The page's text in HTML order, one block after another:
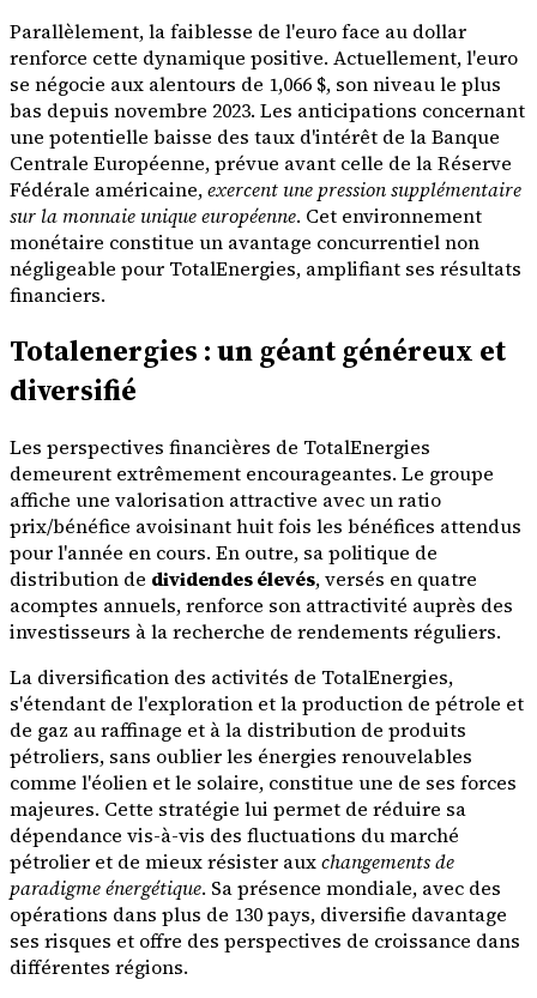
Parallèlement, la faiblesse de l'euro face au dollar
renforce cette dynamique positive. Actuellement, l'euro
se négocie aux alentours de 1,066 $, son niveau le plus
bas depuis novembre 2023. Les anticipations concernant
une potentielle baisse des taux d'intérêt de la Banque
Centrale Européenne, prévue avant celle de la Réserve
Fédérale américaine,exercent une pression supplémentaire
sur la monnaie unique européenne. Cet environnement
monétaire constitue un avantage concurrentiel non
négligeable pour TotalEnergies, amplifiant ses résultats
financiers.
Totalenergies : un géant généreux et
diversifié
Les perspectives financières de TotalEnergies
demeurent extrêmement encourageantes. Le groupe
affiche une valorisation attractive avec un ratio
prix/bénéfice avoisinant huit fois les bénéfices attendus
pour l'année en cours. En outre, sa politique de
distribution de dividendes élevés, versés en quatre
acomptes annuels, renforce son attractivité auprès des
investisseurs à la recherche de rendements réguliers.
La diversification des activités de TotalEnergies,
s'étendant de l'exploration et la production de pétrole et
de gaz au raffinage et à la distribution de produits
pétroliers, sans oublier les énergies renouvelables
comme l'éolien et le solaire, constitue une de ses forces
majeures. Cette stratégie lui permet de réduire sa
dépendance vis-à-vis des fluctuations du marché
pétrolier et de mieux résister auxchangements de
paradigme énergétique. Sa présence mondiale, avec des
opérations dans plus de 130 pays, diversifie davantage
ses risques et offre des perspectives de croissance dans
différentes régions.